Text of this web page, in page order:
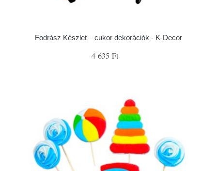
Fodrász Készlet – cukor dekorációk - K-Decor
4 635 Ft